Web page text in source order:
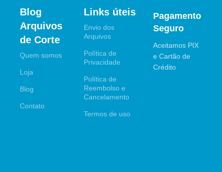
Blog
Arquivos
de Corte
Quem somos
Loja
Blog
Contato
Links úteis
Envio dos
Arquivos
Política de
Privacidade
Política de
Reembolso e
Cancelamento
Termos de uso
Pagamento
Seguro
Aceitamos PIX
e Cartão de
Crédito